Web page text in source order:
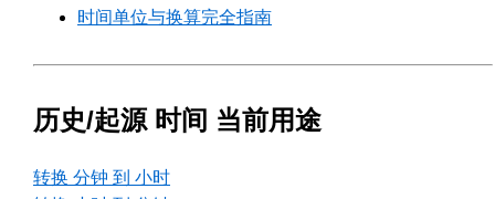
时间单位与换算完全指南
历史/起源 时间 当前用途
转换 分钟 到 小时